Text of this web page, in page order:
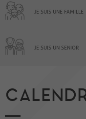
JE SUIS UNE FAMILLE
JE SUIS UN SENIOR